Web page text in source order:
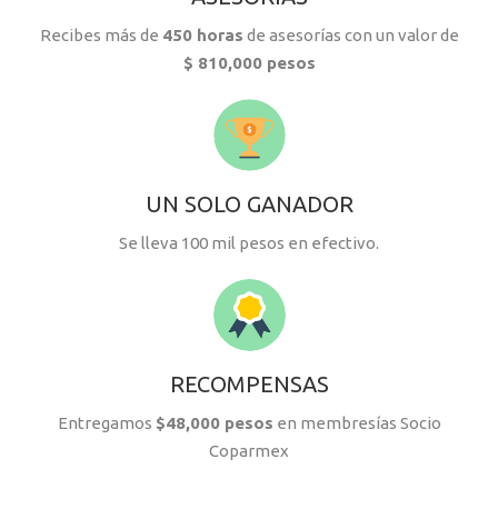
Recibes más de 450 horas de asesorías con un valor de
$ 810,000 pesos
UN SOLO GANADOR
Se lleva 100 mil pesos en efectivo.
RECOMPENSAS
Entregamos $48,000 pesos en membresías Socio
Coparmex